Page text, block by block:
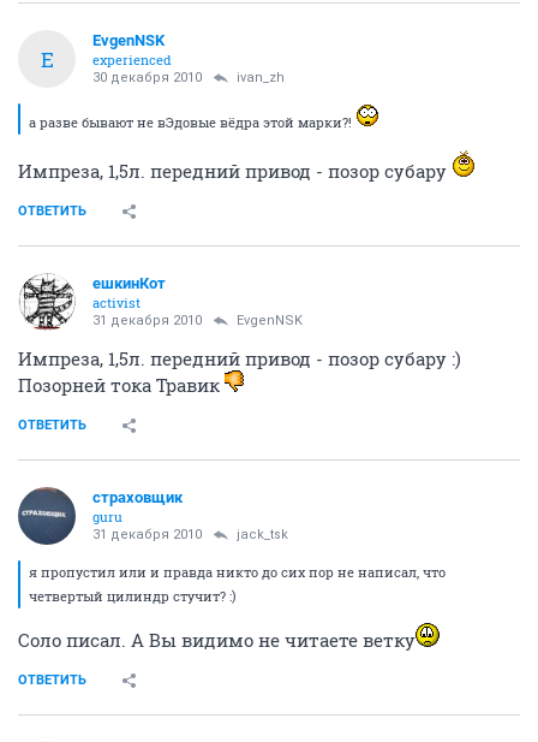
E
EvgenNSK
experienced
30 декабря 2010 ivan_zh
а разве бывают не вЭдовые вёдра этой марки?!
Импреза, 1,5л. передний привод - позор субару
ОТВЕТИТЬ
ешкинКот
activist
31 декабря 2010 EvgenNSK
Импреза, 1,5л. передний привод - позор субару :)
Позорней тока Травик
ОТВЕТИТЬ
страховщик
guru
31 декабря 2010 jack_tsk
я пропустил или и правда никто до сих пор не написал, что
четвертый цилиндр стучит? :)
Соло писал. А Вы видимо не читаете ветку
ОТВЕТИТЬ